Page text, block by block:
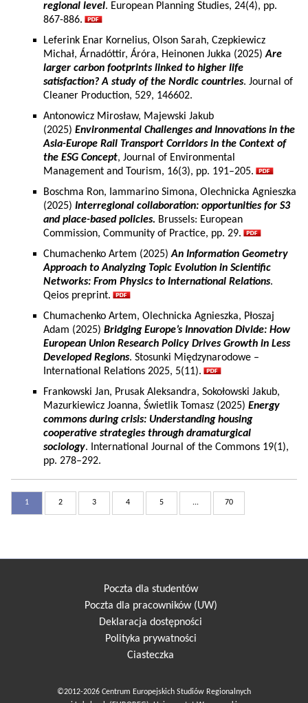
regional level. European Planning Studies, 24(4), pp.
867-886.
Leferink Enar Kornelius, Olson Sarah, Czepkiewicz
Michał, Árnadóttir, Áróra, Heinonen Jukka (2025)Are
larger carbon footprints linked to higher life
satisfaction? A study of the Nordic countries. Journal of
Cleaner Production, 529, 146602.
Antonowicz Mirosław, Majewski Jakub
(2025) Environmental Challenges and Innovations in the
Asia-Europe Rail Transport Corridors in the Context of
the ESG Concept, Journal of Environmental
Management and Tourism, 16(3), pp. 191–205.
Boschma Ron, Iammarino Simona, Olechnicka Agnieszka
(2025) Interregional collaboration: opportunities for S3
and place-based policies. Brussels: European
Commission, Community of Practice, pp. 29.
Chumachenko Artem (2025)An Information Geometry
Approach to Analyzing Topic Evolution in Scientific
Networks: From Physics to International Relations.
Qeios preprint.
Chumachenko Artem, Olechnicka Agnieszka, Płoszaj
Adam (2025) Bridging Europe’s Innovation Divide: How
European Union Research Policy Drives Growth in Less
Developed Regions. Stosunki Międzynarodowe –
International Relations 2025, 5(11).
Frankowski Jan, Prusak Aleksandra, Sokołowski Jakub,
Mazurkiewicz Joanna, Świetlik Tomasz (2025) Energy
commons during crisis: Understanding housing
cooperative strategies through dramaturgical
sociology. International Journal of the Commons 19(1),
pp. 278–292.
1 2 3 4 5 ... 70
Poczta dla studentów
Poczta dla pracowników (UW)
Deklaracja dostępności
Polityka prywatności
Ciasteczka
©2012-2026 Centrum Europejskich Studiów Regionalnych